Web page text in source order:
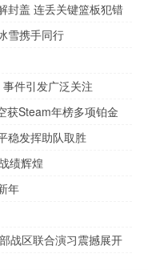
封盖 连丢关键篮板犯错
雪携手同行
件引发广泛关注
获Steam年榜多项铂金
稳发挥助队取胜
绩辉煌
年
战区联合演习震撼展开